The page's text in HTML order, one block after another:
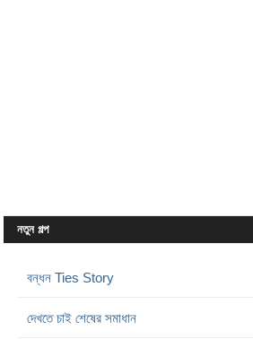
নতুন গল্প
বন্ধন Ties Story
দেখতে চাই শেষের সমাধান